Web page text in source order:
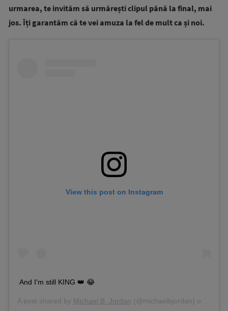
urmarea, te invităm să urmărești clipul până la final, mai
jos. Îți garantăm că te vei amuza la fel de mult ca și noi.
View this post on Instagram
And I'm still KING 👑 😂
A post shared by Michael B. Jordan (@michaelbjordan) on